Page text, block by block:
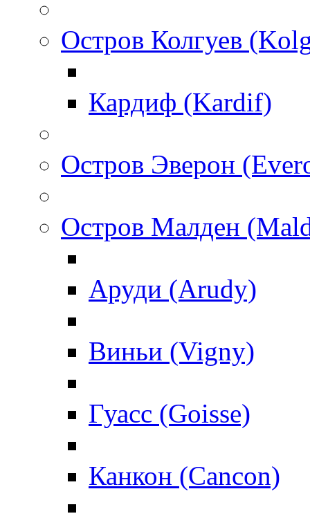
Остров Колгуев
Кардиф (Kardif)
Остров Эверон
Остров Малден
Аруди (Arudy)
Виньи (Vigny)
Гуасс (Goisse)
Канкон (Cancon)